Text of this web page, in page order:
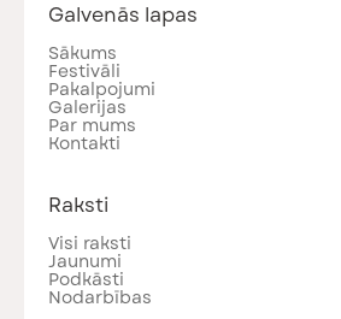
Galvenās lapas
Sākums
Festivāli
Pakalpojumi
Galerijas
Par mums
Kontakti
Raksti
Visi raksti
Jaunumi
Podkāsti
Nodarbības